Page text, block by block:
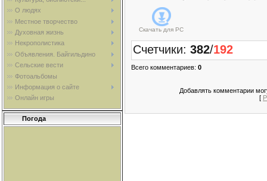
О людях
Местное творчество
Духовная жизнь
Некрополистика
Объявления. Байгильдино
Сельские вести
Фотоальбомы
Информация о сайте
Онлайн игры
Погода
Скачать для PC
Счетчики: 382/192
Всего комментариев: 0
Добавлять комментарии
[